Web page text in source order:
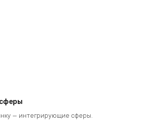
— интегрирующие сферы.